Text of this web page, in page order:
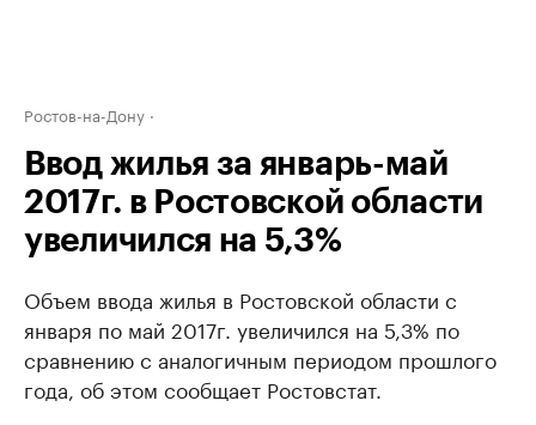
Ростов-на-Дону
Ввод жилья за январь-май
2017г. в Ростовской области
увеличился на 5,3%
Объем ввода жилья в Ростовской области с
января по май 2017г. увеличился на 5,3% по
сравнению с аналогичным периодом прошлого
года, об этом сообщает Ростовстат.